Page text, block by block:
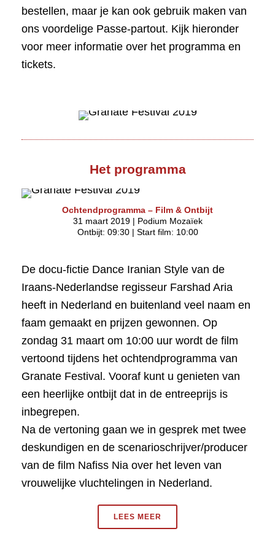
bestellen, maar je kan ook gebruik maken van
ons voordelige Passe-partout. Kijk hieronder
voor meer informatie over het programma en
tickets.
Het programma
Ochtendprogramma – Film & Ontbijt
31 maart 2019 | Podium Mozaïek
Ontbijt: 09:30 | Start film: 10:00
De docu-fictie Dance Iranian Style van de
Iraans-Nederlandse regisseur Farshad Aria
heeft in Nederland en buitenland veel naam en
faam gemaakt en prijzen gewonnen. Op
zondag 31 maart om 10:00 uur wordt de film
vertoond tijdens het ochtendprogramma van
Granate Festival. Vooraf kunt u genieten van
een heerlijke ontbijt dat in de entreeprijs is
inbegrepen.
Na de vertoning gaan we in gesprek met twee
deskundigen en de scenarioschrijver/producer
van de film Nafiss Nia over het leven van
vrouwelijke vluchtelingen in Nederland.
LEES MEER